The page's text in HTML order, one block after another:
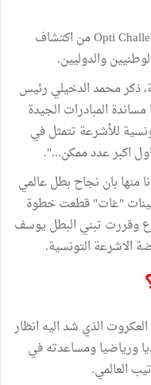
وقد مكنت مختلف الدورات السابقة لـ Opti Challenge من اكتشاف
والدوليين.
ذكر محمد الدخيلي رئيس
المبادرات الجيدة
للأشرعة تتمثل في
اكبر عدد ممكن...".
منها بان نجاح بطل عالمي
"غات" قطعت خطوة
وقررت تبني البطل يوسف
الاشرعة التونسية.
الذي شد اليه انظار
ورياضيا ومساعدته في
العالمي.